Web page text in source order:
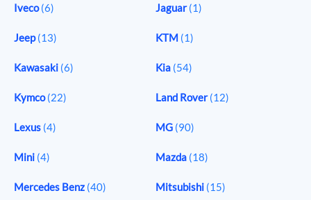
Iveco(6) Jaguar(1)
Jeep(13) KTM (1)
Kawasaki (6) Kia (54)
Kymco(22) Land Rover(12)
Lexus (4) MG (90)
Mini (4) Mazda (18)
Mercedes Benz (40) Mitsubishi (15)